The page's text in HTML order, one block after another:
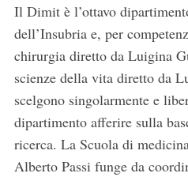
Il Dimit è l’ottavo
dell’Insubria e, per
chirurgia diretto da Luigina
scienze della vita diretto da
scelgono singolarmente e
dipartimento afferire sulla
ricerca. La Scuola di
Alberto Passi funge da